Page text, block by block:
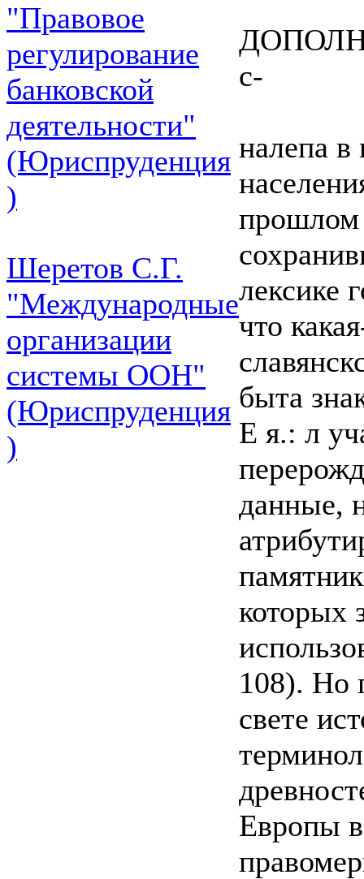
"Правовое
регулирование
банковской
деятельности"
(Юриспруденция
)
Шеретов С.Г.
"Международные
организации
системы ООН"
(Юриспруденция
)
с-
налепа в
прошлом
лексике
что
быта
E я.: л
данные,
которых
108). Но
свете
Европы